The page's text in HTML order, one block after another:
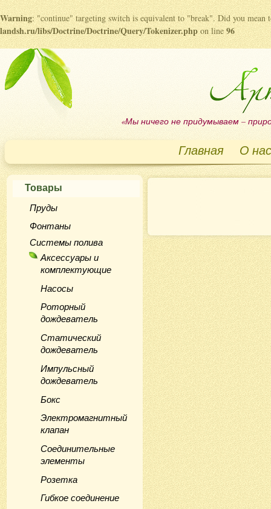
Warning: "continue" targeting switch is equivalent to "break". Did you mean
landsh.ru/libs/Doctrine/Doctrine/Query/Tokenizer.phpon line96
«Мы ничего не придумываем –
Главная О нас
Товары
Пруды
Фонтаны
Системы полива
Аксессуары и
комплектующие
Насосы
Роторный
дождеватель
Статический
дождеватель
Импульсный
дождеватель
Бокс
Электромагнитный
клапан
Соединительные
элементы
Розетка
Гибкое соединение